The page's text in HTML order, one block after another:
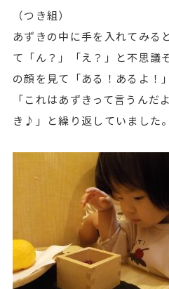
（つき組）
あずきの中に手を入れてみ
て「ん？」「え？」と不思議
の顔を見て「ある！あるよ！
「これはあずきって言うんだ
き♪」と繰り返していました。